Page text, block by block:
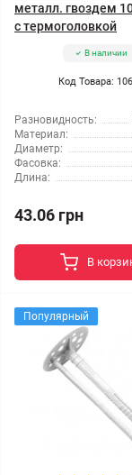
металл. гвоздем
с термоголовкой
В наличии
Код Товара:
Разновидность:
Материал:
Диаметр:
Фасовка:
Длина:
43.06 грн
В
Популярный